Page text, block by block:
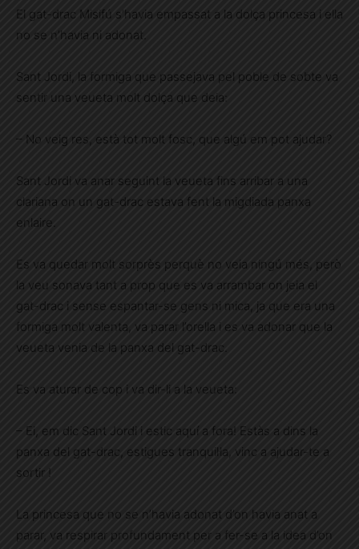
El gat-drac Misifú s’havia empassat a la dolça princesa i ella
no se n’havia ni adonat.
Sant Jordi, la formiga que passejava pel poble de sobte va
sentir una veueta molt dolça que deia:
– No veig res, està tot molt fosc, que algú em pot ajudar?
Sant Jordi va anar seguint la veueta fins arribar a una
clariana on un gat-drac estava fent la migdiada panxa
enlaire.
Es va quedar molt sorprès perquè no veia ningú més, però
la veu sonava tant a prop que es va arrambar on jeia el
gat-drac i sense espantar-se gens ni mica, ja que era una
formiga molt valenta, va parar l’orella i es va adonar que la
veueta venia de la panxa del gat-drac.
Es va aturar de cop i va dir-li a la veueta:
– Ei, em dic Sant Jordi i estic aquí a fora! Estàs a dins la
panxa del gat-drac, estigues tranquil·la, vinc a ajudar-te a
sortir !
La princesa que no se n’havia adonat d’on havia anat a
parar, va respirar profundament per a fer-se a la idea d’on